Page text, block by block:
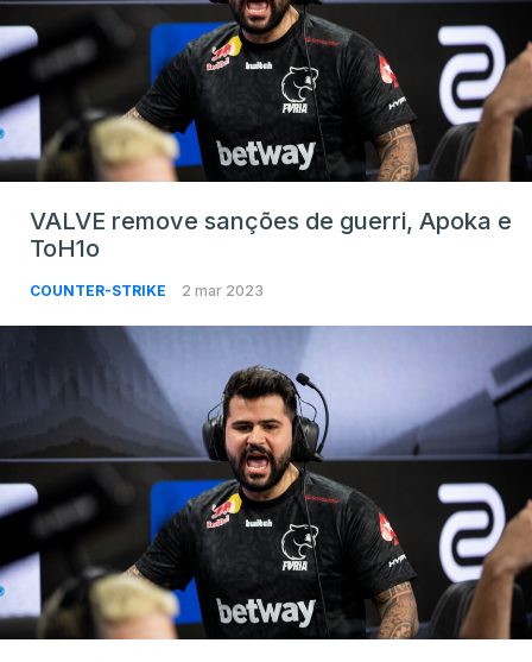
VALVE remove sanções de guerri, Apoka e
ToH1o
COUNTER-STRIKE 2 mar 2023